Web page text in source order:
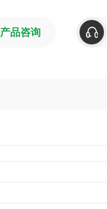
产品咨询